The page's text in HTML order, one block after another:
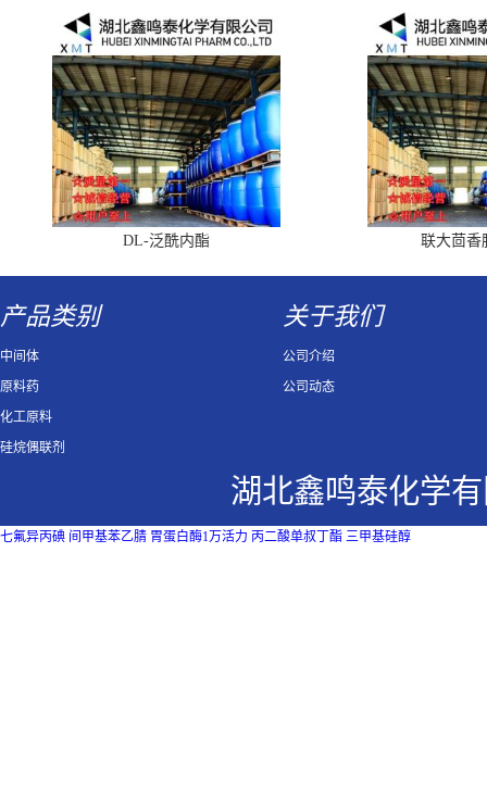
DL-泛酰内酯 联大茴香
产品类别
中间体
原料药
化工原料
硅烷偶联剂
关于我们
公司介绍
公司动态
湖北鑫鸣泰化学
七氟异丙碘 间甲基苯乙腈 胃蛋白酶1万活力 丙二酸单叔丁酯 三甲基硅醇